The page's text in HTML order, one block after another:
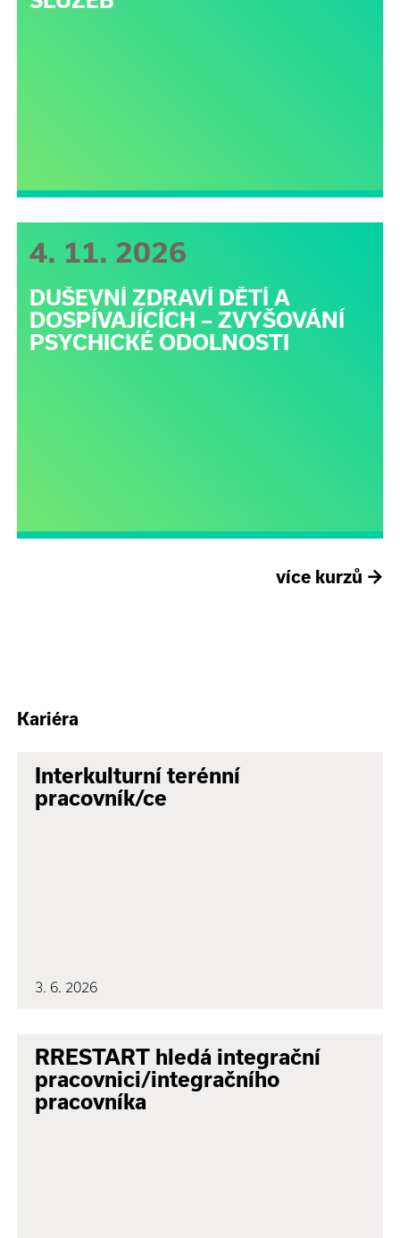
4. 11. 2026
DUŠEVNÍ ZDRAVÍ DĚTÍ A
DOSPÍVAJÍCÍCH – ZVYŠOVÁNÍ
PSYCHICKÉ ODOLNOSTI
více kurzů →
Kariéra
Interkulturní terénní
pracovník/ce
3. 6. 2026
RRESTART hledá integrační
pracovnici/integračního
pracovníka